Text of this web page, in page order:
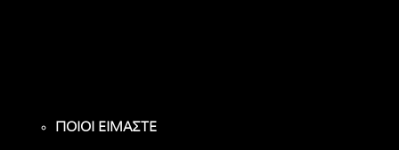
ΠΟΙΟΙ ΕΙΜΑΣΤΕ